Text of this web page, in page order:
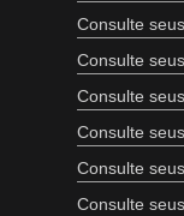
Consulte
Consulte
Consulte
Consulte
Consulte
Consulte